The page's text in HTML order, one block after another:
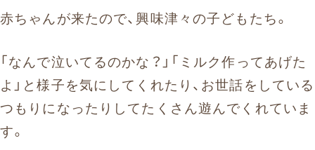
赤ちゃんが来たので、興味津々の子どもたち。
「なんで泣いてるのかな？」「ミルク作ってあげた
よ」と様子を気にしてくれたり、お世話をしている
つもりになったりしてたくさん遊んでくれていま
す。